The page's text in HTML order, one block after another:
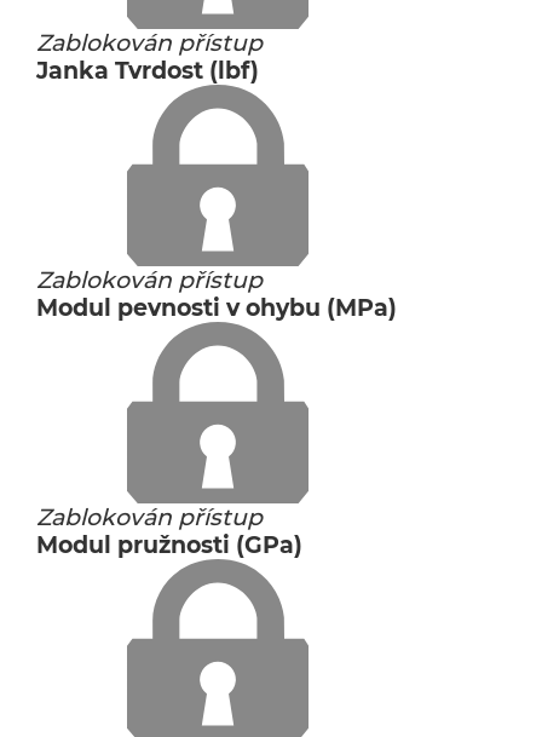
Zablokován přístup
Janka Tvrdost (lbf)
Zablokován přístup
Modul pevnosti v ohybu (MPa)
Zablokován přístup
Modul pružnosti (GPa)